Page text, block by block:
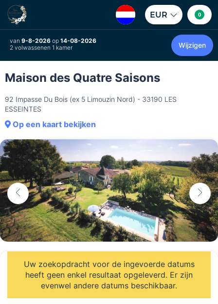
EUR 0
van 9-8-2026 op 14-08-2026
2 volwassenen 1 kamer
Wijzigen
Maison des Quatre Saisons
92 Impasse Du Bois (ex 5 Limouzin Nord) - 33190 LES
ESSEINTES
Op een kaart bekijken
Uw zoekopdracht voor de ingevoerde datums
heeft geen enkel resultaat opgeleverd. Er zijn
evenwel andere datums beschikbaar.